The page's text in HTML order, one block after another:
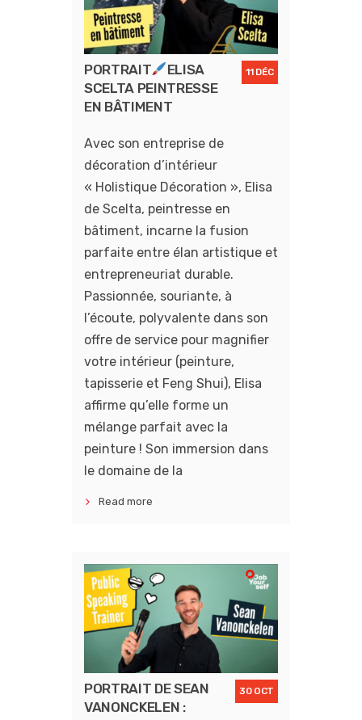
11 DÉC
PORTRAIT
ELISA
SCELTA PEINTRESSE
EN BÂTIMENT
Avec son entreprise de
décoration d’intérieur
« Holistique Décoration », Elisa
de Scelta, peintresse en
bâtiment, incarne la fusion
parfaite entre élan artistique et
entrepreneuriat durable.
Passionnée, souriante, à
l’écoute, polyvalente dans son
offre de service pour magnifier
votre intérieur (peinture,
tapisserie et Feng Shui), Elisa
affirme qu’elle forme un
mélange parfait avec la
peinture ! Son immersion dans
le domaine de la
Read more
30 OCT
PORTRAIT DE SEAN
VANONCKELEN :